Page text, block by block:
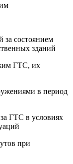
за состоянием
зданий
ГТС, их
в период
ГТС в условиях
при